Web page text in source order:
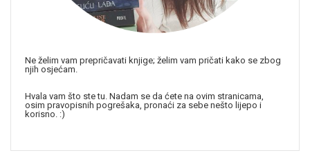
Ne želim vam prepričavati knjige; želim vam pričati kako se zbog
njih osjećam.
Hvala vam što ste tu. Nadam se da ćete na ovim stranicama,
osim pravopisnih pogrešaka, pronaći za sebe nešto lijepo i
korisno. :)